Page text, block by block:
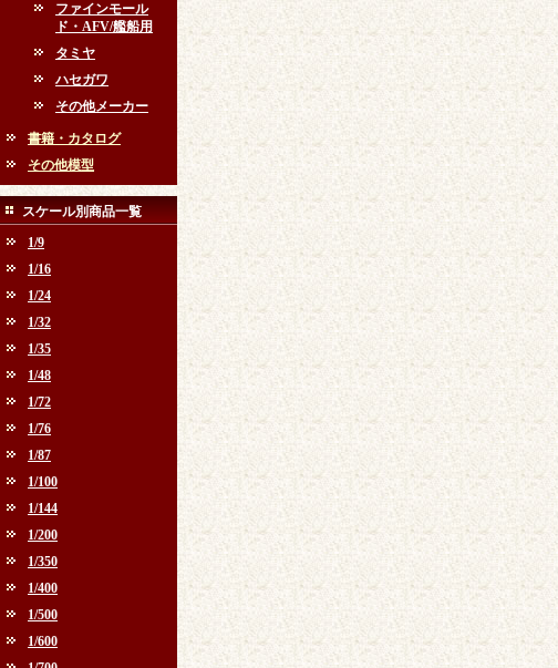
ファインモール
ド・AFV/艦船用
タミヤ
ハセガワ
その他メーカー
書籍・カタログ
その他模型
スケール別商品一覧
1/9
1/16
1/24
1/32
1/35
1/48
1/72
1/76
1/87
1/100
1/144
1/200
1/350
1/400
1/500
1/600